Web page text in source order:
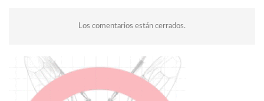
Los comentarios están cerrados.